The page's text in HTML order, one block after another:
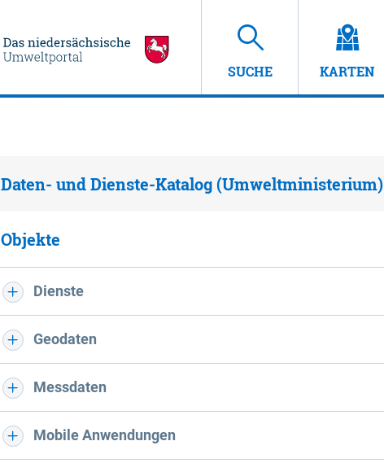
SUCHE KARTEN
Daten- und Dienste-Katalog (Umweltministerium)
Objekte
Dienste
Geodaten
Messdaten
Mobile Anwendungen